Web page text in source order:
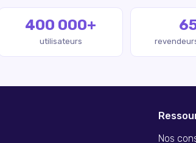
400 000+
utilisateurs
Nos